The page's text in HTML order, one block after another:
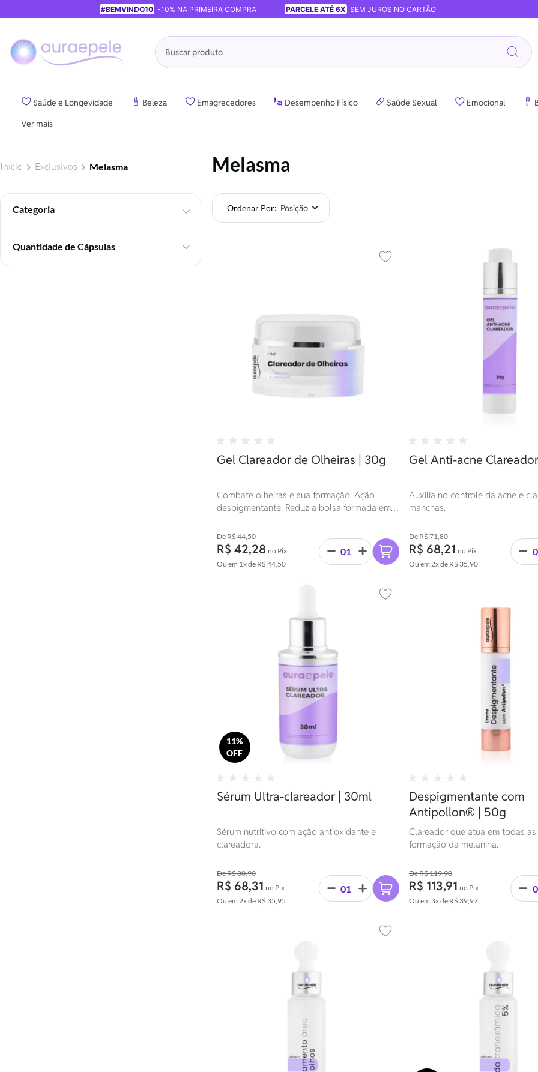
#BEMVINDO10 -10% NA PRIMEIRA COMPRA PARCELE ATÉ 6X SEM JUROS NO CARTÃO
Pesquisa
Saúde e Longevidade Beleza Emagrecedores Desempenho Físico Saúde Sexual Emocional
Ver mais
Melasma
Foram
encontrados:
Ordenar Por
Gel Clareador de Olheiras | 30g
Combate olheiras e sua formação. Ação
despigmentante. Reduz a bolsa formada em
Adicionar aos favoritos
R$ 44,50
R$ 42,28 no Pix
Ou em 1xde R$ 44,50
Gel Anti-acne
Auxilia no controle da acne e
manchas.
R$ 71,80
R$ 68,21 no Pix
Ou em 2xde R$ 35,90
11%
OFF
Sérum Ultra-clareador | 30ml
Sérum nutritivo com ação antioxidante e
clareadora.
Adicionar aos favoritos
R$ 80,90
R$ 68,31 no Pix
Ou em 2xde R$ 35,95
Despigmentante com
Antipollon® | 50g
Clareador que atua em todas
formação da melanina.
R$ 119,90
R$ 113,91 no Pix
Ou em 3xde R$ 39,97
Adicionar aos favoritos
Início Exclusivos Melasma
Quantidade de Cápsulas